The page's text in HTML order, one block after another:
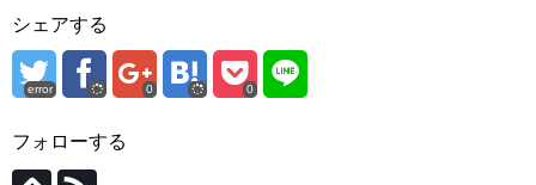
シェアする
error 0 0
フォローする